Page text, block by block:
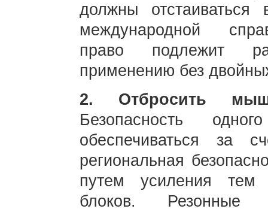
должны
международной
право подлежит
применению без
2. Отбросить
Безопасность
обеспечиваться за
региональная
путем усиления тем
блоков.